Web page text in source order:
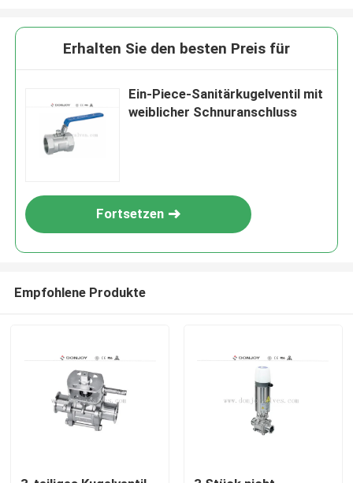
Erhalten Sie den besten Preis für
Ein-Piece-Sanitärkugelventil mit
weiblicher Schnuranschluss
Fortsetzen
Empfohlene Produkte